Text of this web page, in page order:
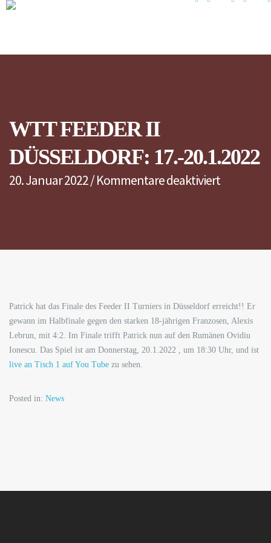
WTT FEEDER II
DÜSSELDORF: 17.-20.1.2022
20. Januar 2022/Kommentare deaktiviertfür
Patrick hat das Finale des Feeder II Turniers in Düsseldorf erreicht!! Er
gewann im Halbfinale gegen den starken 18-jährigen Franzosen, Alexis
Lebrun, mit 4:2. Im Finale trifft Patrick nun auf den Rumänen Ovidiu
Ionescu. Das Spiel ist am Donnerstag, 20.1.2022 , um 18:30 Uhr, und ist
live an Tisch 1 auf You Tube zu sehen.
Posted in: News